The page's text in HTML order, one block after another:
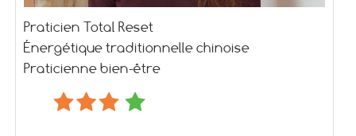
Praticien Total Reset
Énergétique traditionnelle chinoise
Praticienne bien-être